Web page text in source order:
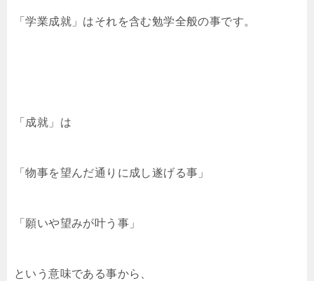
「学業成就」はそれを含む勉学全般の事です。
「成就」は
「物事を望んだ通りに成し遂げる事」
「願いや望みが叶う事」
という意味である事から、